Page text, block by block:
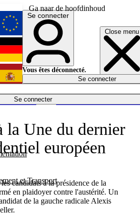
Ga naar de hoofdinhoud
Close menu
Se connecter
et Transport
Économie
English
Deutsch
Español
Se connecter
Vous êtes déconnecté.
Se connecter
la Une du dernier
européen
candidats à la présidence de la
en plaidoyer contre l'austérité. Un
de la gauche radicale Alexis